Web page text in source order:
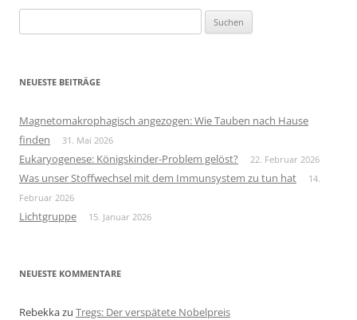
nach:
NEUESTE BEITRÄGE
Magnetomakrophagisch angezogen: Wie Tauben nach Hause
finden
31. Mai 2026
Eukaryogenese: Königskinder-Problem gelöst? 22. Februar 2026
Was unser Stoffwechsel mit dem Immunsystem zu tun hat
14.
Februar 2026
Lichtgruppe 15. Januar 2026
NEUESTE KOMMENTARE
Rebekkazu Tregs: Der verspätete Nobelpreis